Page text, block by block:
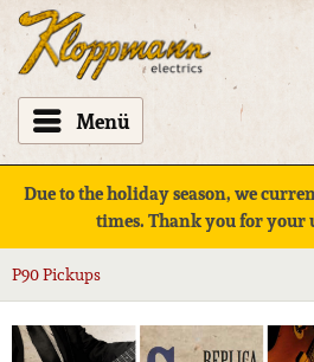
Menü
Due to the holiday season, we
times. Thank you for your
P90 Pickups